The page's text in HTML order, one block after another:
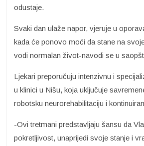
odustaje.
Svaki dan ulaže napor, vjeruje u
kada će ponovo moći da stane na
vodi normalan život-navodi se u
Ljekari preporučuju intenzivnu i
u klinici u Nišu, koja uključuje
robotsku neurorehabilitaciju i
-Ovi tretmani predstavljaju šansu da
pokretljivost, unaprijedi svoje stanje i